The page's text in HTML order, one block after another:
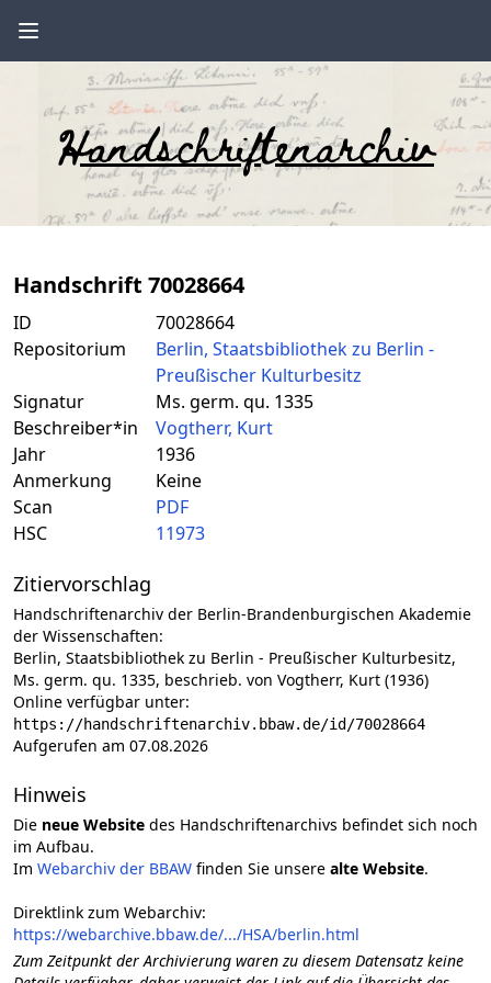
Handschriftenarchiv
Handschrift 70028664
ID
70028664
Repositorium
Berlin, Staatsbibliothek zu Berlin -
Preußischer Kulturbesitz
Signatur
Ms. germ. qu. 1335
Beschreiber*in
Vogtherr, Kurt
Jahr
1936
Anmerkung
Keine
Scan
PDF
HSC
11973
Zitiervorschlag
Handschriftenarchiv der Berlin-Brandenburgischen Akademie
der Wissenschaften:
Berlin, Staatsbibliothek zu Berlin - Preußischer Kulturbesitz,
Ms. germ. qu. 1335, beschrieb. von Vogtherr, Kurt (1936)
Online verfügbar unter:
https://handschriftenarchiv.bbaw.de/id/70028664
Aufgerufen am 07.08.2026
Hinweis
Die neue Website des Handschriftenarchivs befindet sich noch
im Aufbau.
Im Webarchiv der BBAW finden Sie unsere alte Website.
Direktlink zum Webarchiv:
https://webarchive.bbaw.de/.../HSA/berlin.html
Zum Zeitpunkt der Archivierung waren zu diesem Datensatz keine